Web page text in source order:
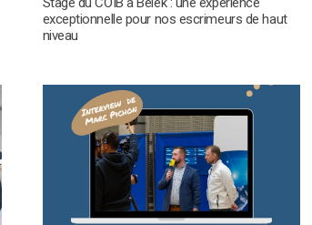
exceptionnelle pour nos escrimeurs de haut
niveau